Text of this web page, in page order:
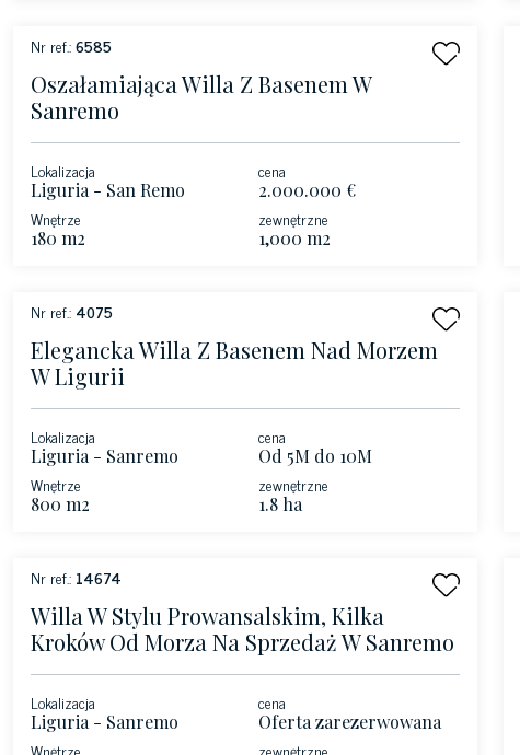
Nr ref.:6585
Oszałamiająca Willa Z Basenem W
Sanremo
Lokalizacja
Liguria - San Remo
cena
2.000.000 €
Wnętrze
180 m2
zewnętrzne
1,000 m2
Nr ref.: 4075
Elegancka Willa Z Basenem Nad Morzem
W Ligurii
Lokalizacja
Liguria - Sanremo
cena
Od 5M do 10M
Wnętrze
800 m2
zewnętrzne
1.8 ha
Nr ref.: 14674
Willa W Stylu Prowansalskim, Kilka
Kroków Od Morza Na Sprzedaż W Sanremo
Lokalizacja
Liguria - Sanremo
cena
Oferta zarezerwowana